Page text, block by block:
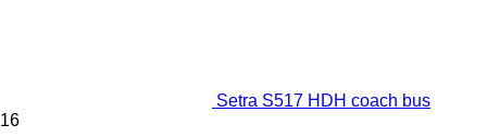
Setra S517 HDH coach bus
16